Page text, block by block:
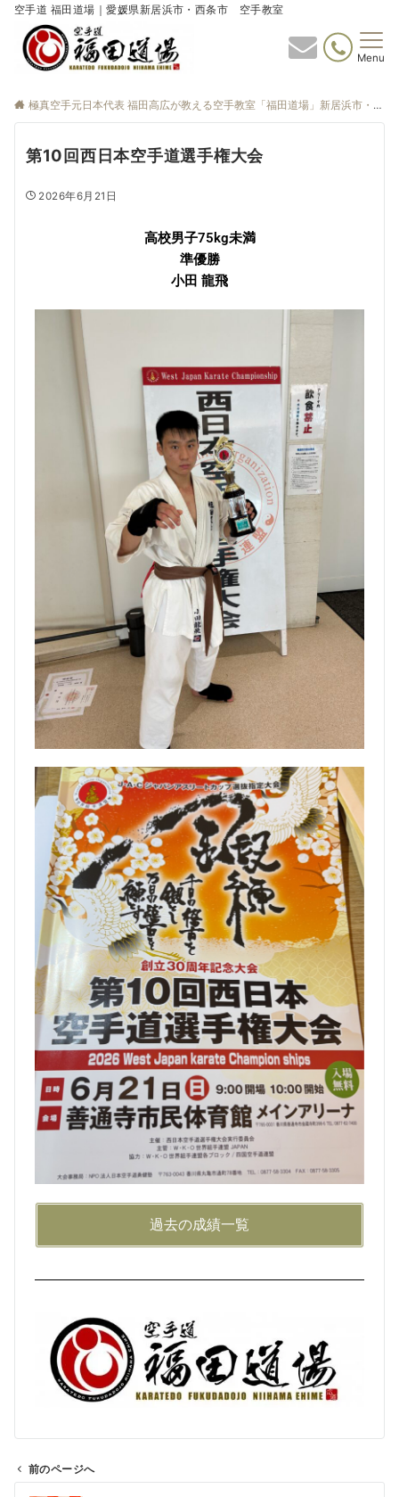
空手道 福田道場｜愛媛県新居浜市・西条市 空手教室
Menu
極真空手元日本代表 福田高広が教える空手教室「福田道場」新居浜市・西条市
第10回西日本空手道選手権大会
2026年6月21日
高校男子75kg未満
準優勝
小田 龍飛
過去の成績一覧
前のページへ